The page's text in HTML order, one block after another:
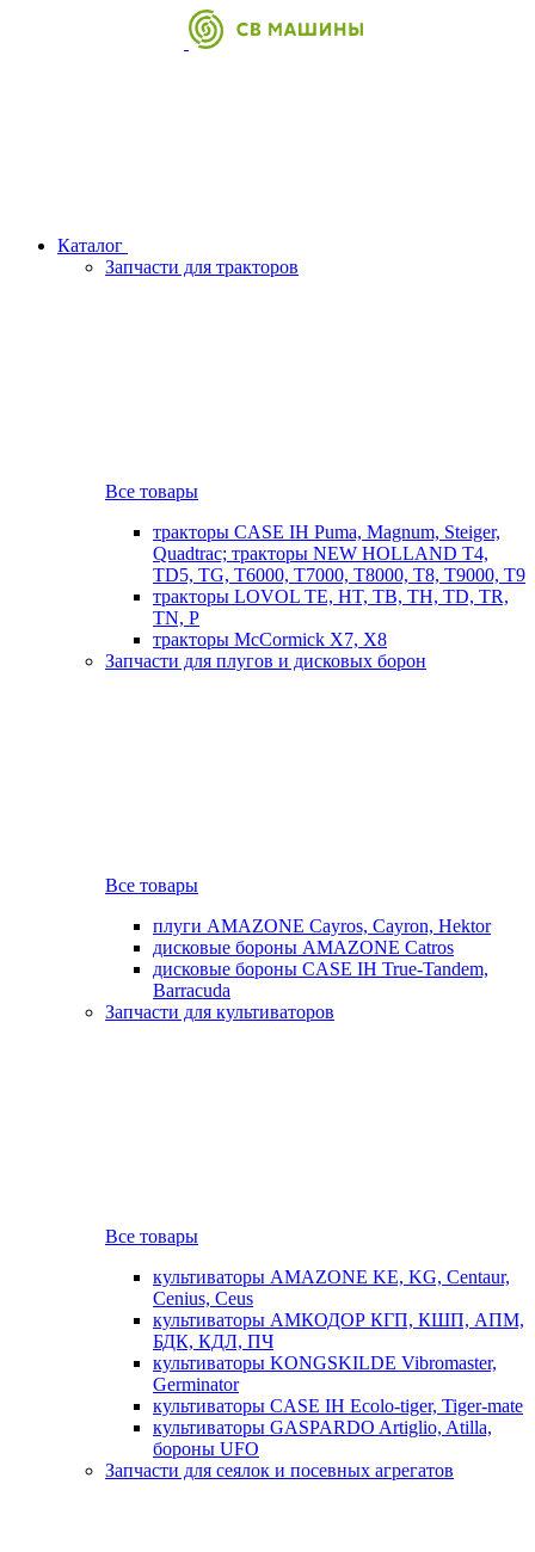
Каталог
Запчасти для тракторов
Все товары
тракторы CASE IH Puma, Magnum, Steiger,
Quadtrac; тракторы NEW HOLLAND T4,
TD5, TG, T6000, T7000, T8000, T8, T9000, T9
тракторы LOVOL TE, HT, TB, TH, TD, TR,
TN, P
тракторы McCormick X7, X8
Запчасти для плугов и дисковых борон
Все товары
плуги AMAZONE Cayros, Cayron, Hektor
дисковые бороны AMAZONE Catros
дисковые бороны CASE IH True-Tandem,
Barracuda
Запчасти для культиваторов
Все товары
культиваторы AMAZONE KE, KG, Centaur,
Cenius, Ceus
культиваторы АМКОДОР КГП, КШП, АПМ,
БДК, КДЛ, ПЧ
культиваторы KONGSKILDE Vibromaster,
Germinator
культиваторы CASE IH Ecolo-tiger, Tiger-mate
культиваторы GASPARDO Artiglio, Atilla,
бороны UFO
Запчасти для сеялок и посевных агрегатов